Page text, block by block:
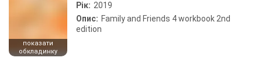
показати
обкладинку
Рік: 2019
Опис: Family and Friends 4 workbook 2nd
edition